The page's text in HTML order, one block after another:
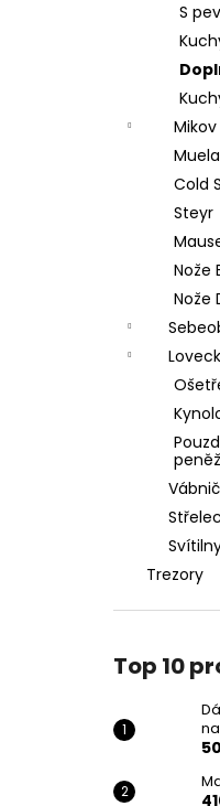
S
Mikov
Muela
Cold
Steyr
Nože
Nože
Trezory
Top 10